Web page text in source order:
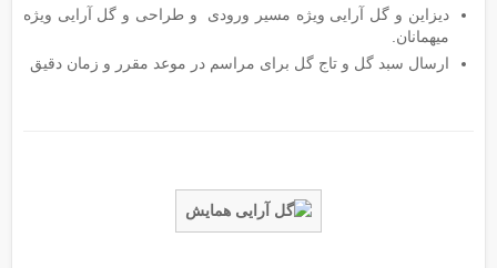
دیزاین و گل آرایی ویژه مسیر ورودی و طراحی و گل آرایی ویژه
میهمانان.
ارسال سبد گل و تاج گل برای مراسم در موعد مقرر و زمان دقیق